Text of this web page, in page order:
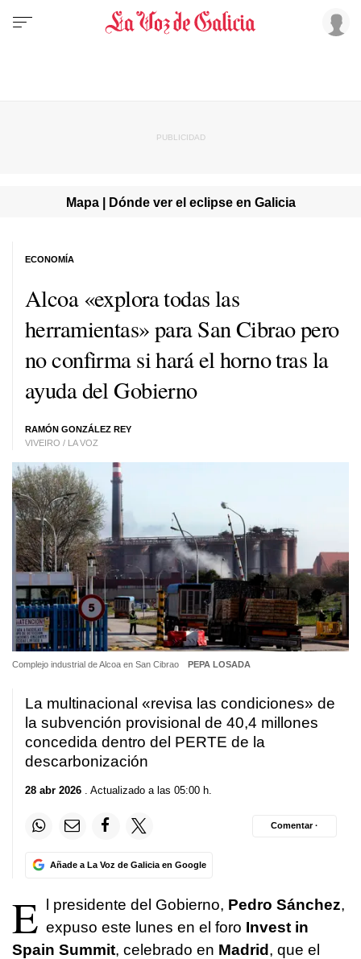
Mapa | Dónde ver el eclipse en Galicia
Alcoa «explora todas las
herramientas» para San Cibrao pero
no confirma si hará el horno tras la
ayuda del Gobierno
RAMÓN GONZÁLEZ REY
VIVEIRO / LA VOZ
ECONOMÍA
Complejo industrial de Alcoa en San Cibrao PEPA LOSADA
La multinacional «revisa las condiciones» de
la subvención provisional de 40,4 millones
concedida dentro del PERTE de la
descarbonización
28 abr 2026 . Actualizado a las 05:00 h.
Añade a La Voz de Galicia en Google
Comentar ·
E l presidente del Gobierno, Pedro Sánchez,
expuso este lunes en el foro Invest in
Spain Summit, celebrado en Madrid, que el